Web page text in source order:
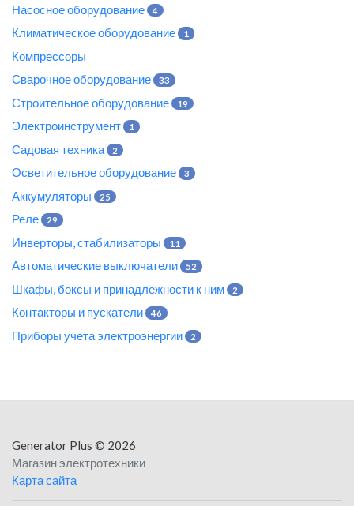
Насосное оборудование 4
Климатическое оборудование 1
Компрессоры
Сварочное оборудование
33
Строительное оборудование 19
Электроинструмент 1
Садовая техника 2
Осветительное оборудование 3
Аккумуляторы 25
Реле 29
Инверторы, стабилизаторы 11
Автоматические выключатели 52
Шкафы, боксы и принадлежности к ним 2
Контакторы и пускатели 46
Приборы учета электроэнергии 2
Generator Plus © 2026
Магазин электротехники
Карта сайта